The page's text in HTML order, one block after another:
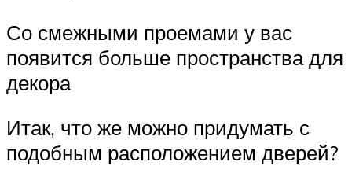
Со смежными проемами у вас
появится больше пространства для
декора
Итак, что же можно придумать с
подобным расположением дверей?